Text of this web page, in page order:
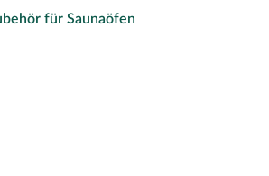
für Saunaöfen